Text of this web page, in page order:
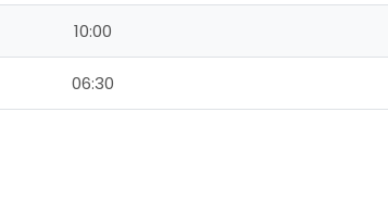
10:00
06:30